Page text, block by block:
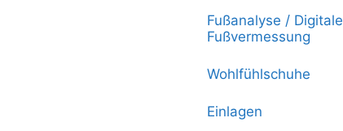
Fußanalyse / Digitale
Fußvermessung
Wohlfühlschuhe
Einlagen